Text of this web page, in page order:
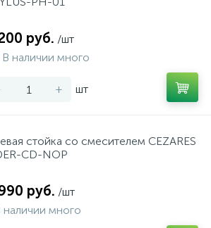
руб. /шт
В наличии много
+ шт
стойка со смесителем CEZARES
CD-NOP
руб. /шт
наличии много